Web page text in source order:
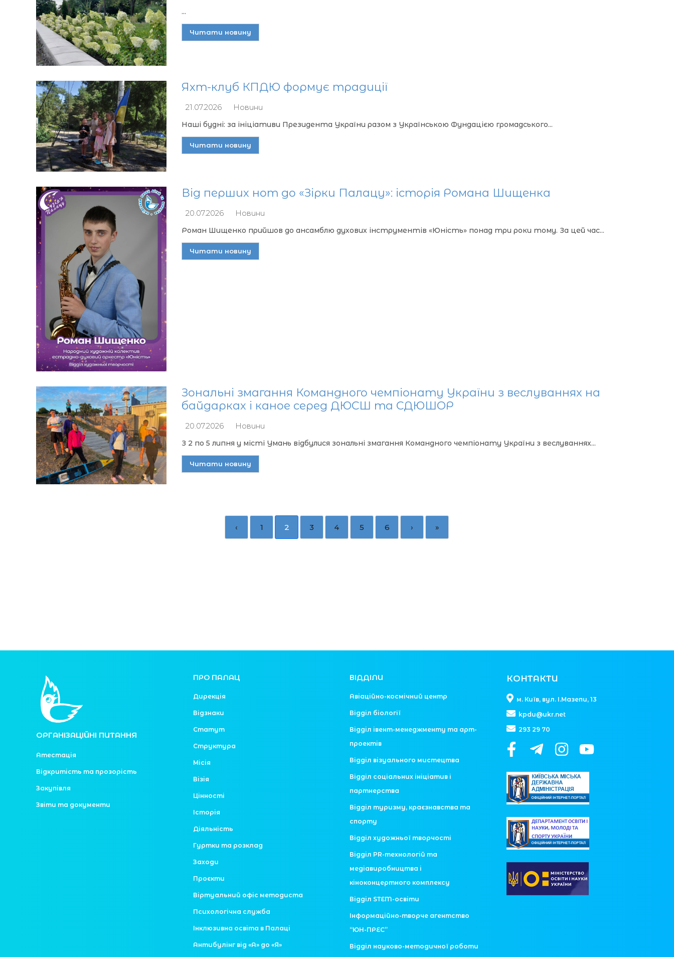
...
Читати новину
Яхт-клуб КПДЮ формує традиції
21.07.2026 Новини
Наші будні: за ініціативи Президента України разом з Українською Фундацією громадського...
Читати новину
Від перших нот до «Зірки Палацу»: історія Романа Шищенка
20.07.2026 Новини
Роман Шищенко прийшов до ансамблю духових інструментів «Юність» понад три роки тому. За цей час...
Читати новину
Зональні змагання Командного чемпіонату України з веслуваннях на
байдарках і каное серед ДЮСШ та СДЮШОР
20.07.2026 Новини
З 2 по 5 липня у місті Умань відбулися зональні змагання Командного чемпіонату України з веслуваннях...
Читати новину
‹ 1 2 3 4 5 6 › »
ОРГАНІЗАЦІЙНІ ПИТАННЯ
Атестація
Відкритість та прозорість
Закупівля
Звіти та документи
ПРО ПАЛАЦ
Дирекція
Відзнаки
Статут
Структура
Місія
Візія
Цінності
Історія
Діяльність
Гуртки та розклад
Заходи
Проєкти
Віртуальний офіс методиста
Психологічна служба
Інклюзивна освіта в Палаці
Антибулінг від «А» до «Я»
ВІДДІЛИ
Авіаційно-космічний центр
Відділ біології
Відділ івент-менеджменту та арт-
проектів
Відділ візуального мистецтва
Відділ соціальних ініціатив і
партнерства
Відділ туризму, краєзнавства та
спорту
Відділ художньої творчості
Відділ PR-технологій та
медіавиробництва і
кіноконцертного комплексу
Відділ STEM-освіти
Інформаційно-творче агентство
“ЮН-ПРЕС”
Відділ науково-методичної роботи
КОНТАКТИ
м. Київ, вул. І.Мазепи, 13
kpdu@ukr.net
293 29 70